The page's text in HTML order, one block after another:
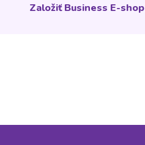
Založiť Business E-shop